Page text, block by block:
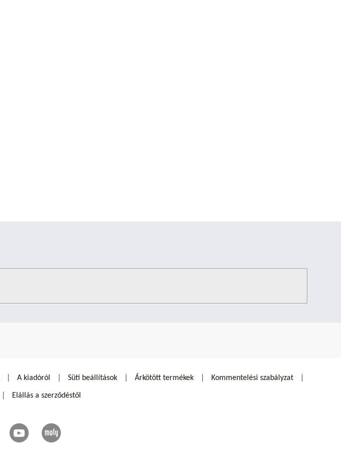
A kiadóról Süti beállítások Árkötött termékek Kommentelési szabályzat
Elállás a szerződéstől